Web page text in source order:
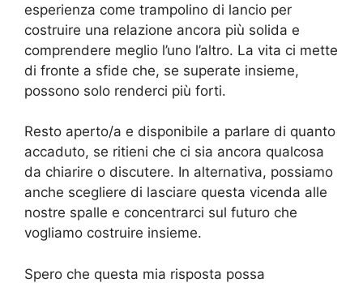
esperienza come trampolino di lancio per
costruire una relazione ancora più solida e
comprendere meglio l’uno l’altro. La vita ci mette
di fronte a sfide che, se superate insieme,
possono solo renderci più forti.
Resto aperto/a e disponibile a parlare di quanto
accaduto, se ritieni che ci sia ancora qualcosa
da chiarire o discutere. In alternativa, possiamo
anche scegliere di lasciare questa vicenda alle
nostre spalle e concentrarci sul futuro che
vogliamo costruire insieme.
Spero che questa mia risposta possa